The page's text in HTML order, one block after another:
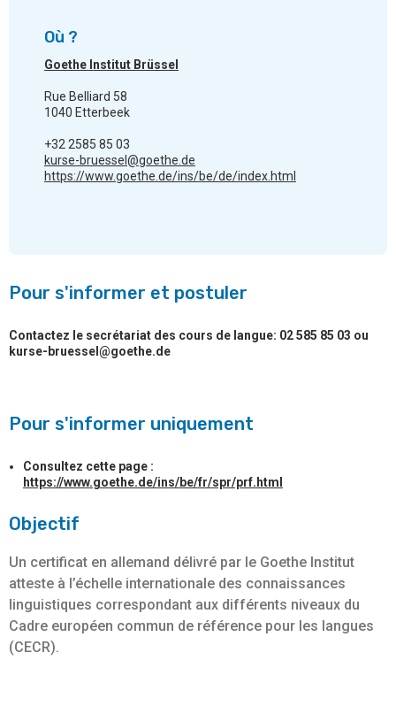
Objectif
Un certificat en allemand délivré par le Goethe Institut
atteste à l’échelle internationale des connaissances
linguistiques correspondant aux différents niveaux du
Cadre européen commun de référence pour les langues
(CECR).
Où ?
Goethe Institut Brüssel
Rue Belliard 58
1040 Etterbeek
+32 2585 85 03
kurse-bruessel@goethe.de
https://www.goethe.de/ins/be/de/index.html
Pour s'informer et postuler
Contactez le secrétariat des cours de langue: 02 585 85 03 ou
kurse-bruessel@goethe.de
Pour s'informer uniquement
Consultez cette page :
https://www.goethe.de/ins/be/fr/spr/prf.html